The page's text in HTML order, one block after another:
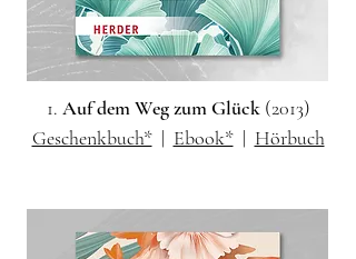
1. Auf dem Weg zum Glück(2013)
Geschenkbuch*| Ebook*| Hörbuch